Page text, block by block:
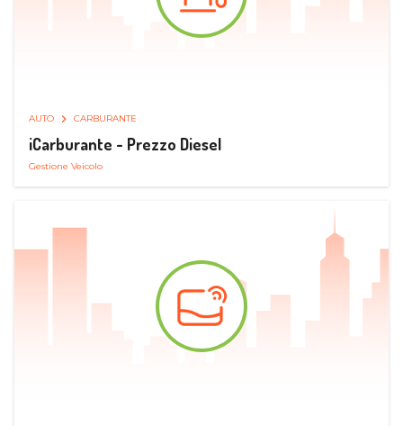
AUTO CARBURANTE
iCarburante - Prezzo Diesel
Gestione Veicolo